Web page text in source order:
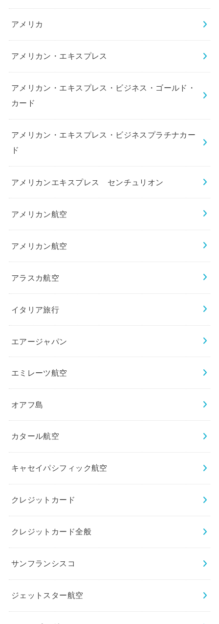
アメリカ
アメリカン・エキスプレス
アメリカン・エキスプレス・ビジネス・ゴールド・
カード
アメリカン・エキスプレス・ビジネスプラチナカー
ド
アメリカンエキスプレス センチュリオン
アメリカン航空
アメリカン航空
アラスカ航空
イタリア旅行
エアージャパン
エミレーツ航空
オアフ島
カタール航空
キャセイパシフィック航空
クレジットカード
クレジットカード全般
サンフランシスコ
ジェットスター航空